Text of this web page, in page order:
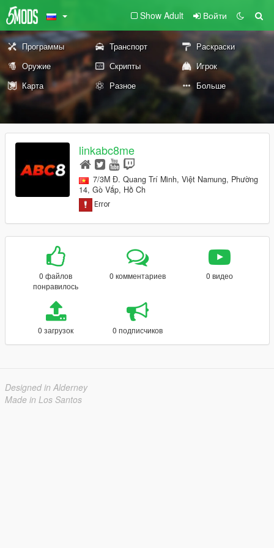
Show Adult Войти
Программы Транспорт
Раскраски
Оружие
Скрипты
Игрок
Карта
Разное Больше
linkabc8me
7/3M Đ. Quang Trí Minh, Việt Namung, Phường
14, Gò Vấp, Hồ Ch
0 файлов
понравилось
0 комментариев 0 видео
0 загрузок 0 подписчиков
Designed in Alderney
Made in Los Santos